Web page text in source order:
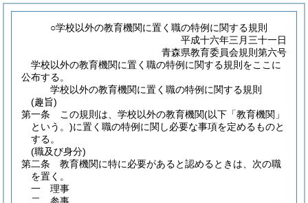
○学校以外の教育機関に置く職の特例に関する規則
平成十六年三月三十一日
青森県教育委員会規則第六号
学校以外の教育機関に置く職の特例に関する規則をここに
公布する。
学校以外の教育機関に置く職の特例に関する規則
(趣旨)
第一条
この規則は、学校以外の教育機関(以下「教育機関」
という。)に置く職の特例に関し必要な事項を定めるものと
する。
(職及び身分)
第二条
教育機関に特に必要があると認めるときは、次の職
を置く。
一
理事